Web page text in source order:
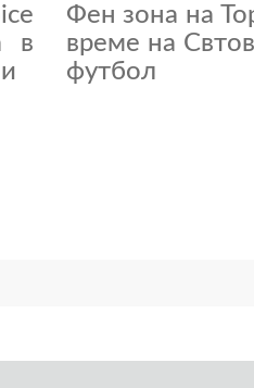
в
Фен зона на
време на
футбол